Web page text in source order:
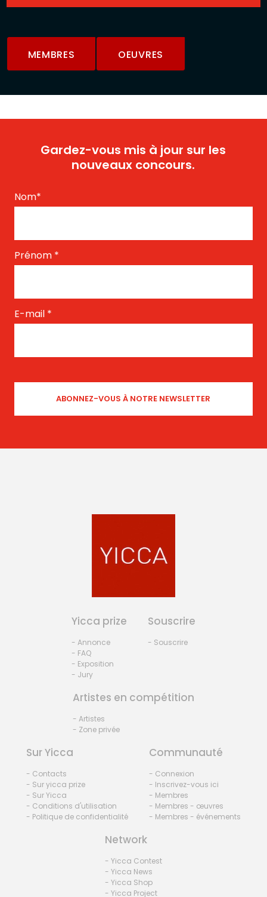
MEMBRES OEUVRES
Gardez-vous mis à jour sur les
nouveaux concours.
Nom*
Prénom *
E-mail *
Yicca prize
- Annonce
- FAQ
- Exposition
- Jury
Souscrire
- Souscrire
Artistes en compétition
- Artistes
- Zone privée
Sur Yicca
- Contacts
- Sur yicca prize
- Sur Yicca
- Conditions d'utilisation
- Politique de confidentialité
Communauté
- Connexion
- Inscrivez-vous ici
- Membres
- Membres - œuvres
- Membres - événements
Network
- Yicca Contest
- Yicca News
- Yicca Shop
- Yicca Project